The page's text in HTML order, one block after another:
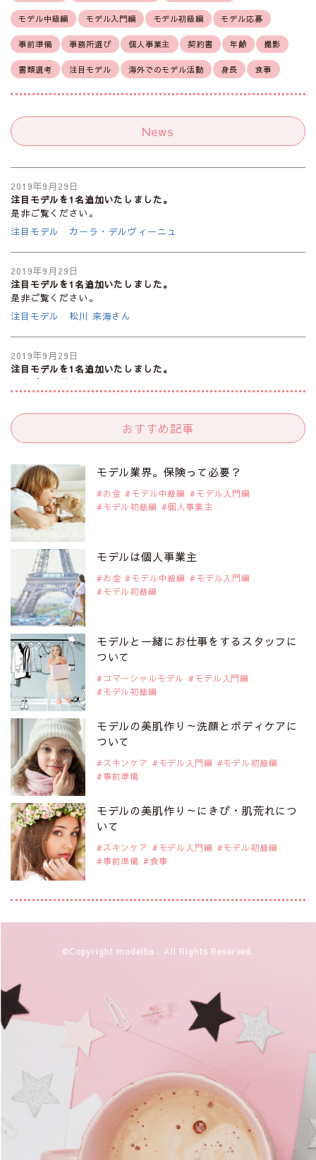
モデル中級編 モデル入門編 モデル初級編 モデル応募
事前準備 事務所選び 個人事業主 契約書 年齢 撮影
書類選考 注目モデル 海外でのモデル活動 身長 食事
News
2019年9月29日
注目モデルを1名追加いたしました。
是非ご覧ください。
注目モデル カーラ・デルヴィーニュ
2019年9月29日
注目モデルを1名追加いたしました。
是非ご覧ください。
注目モデル 松川 来海さん
2019年9月29日
注目モデルを1名追加いたしました。
是非ご覧ください。
2019年9月29日
是非ご覧ください。
注目モデル 水原佑果さん
2019年9月29日
是非ご覧ください。
注目モデル CHIHARUさん
2019年9月29日
注目モデルを1名追加いたしました。
是非ご覧ください。
注目モデル 藤井サチさん
2019年9月29日
注目モデルを1名追加いたしました。
是非ご覧ください。
大注目のモデル10人
2019年9月29日
注目モデルを1名追加いたしました。
是非ご覧ください。
注目のアジア系モデル
2019年9月29日
注目モデルを1名追加いたしました。
2019年9月29日
注目モデルを1名追加いたしました。
注目モデル イーランさん
おすすめ記事
モデル業界。保険って必要？
お金 モデル中級編
モデル入門編
モデル初級編
個人事業主
モデルは個人事業主
お金 モデル中級編
モデル入門編
モデル初級編
モデルと一緒にお仕事をするスタッフに
ついて
コマーシャルモデル
モデル入門編
モデル初級編
モデルの美肌作り～洗顔とボディケアに
ついて
スキンケア モデル入門編
モデル初級編
事前準備
モデルの美肌作り～にきび・肌荒れにつ
いて
スキンケア モデル入門編
モデル初級編
事前準備
食事
©Copyright modelba . All Rights Reserved.